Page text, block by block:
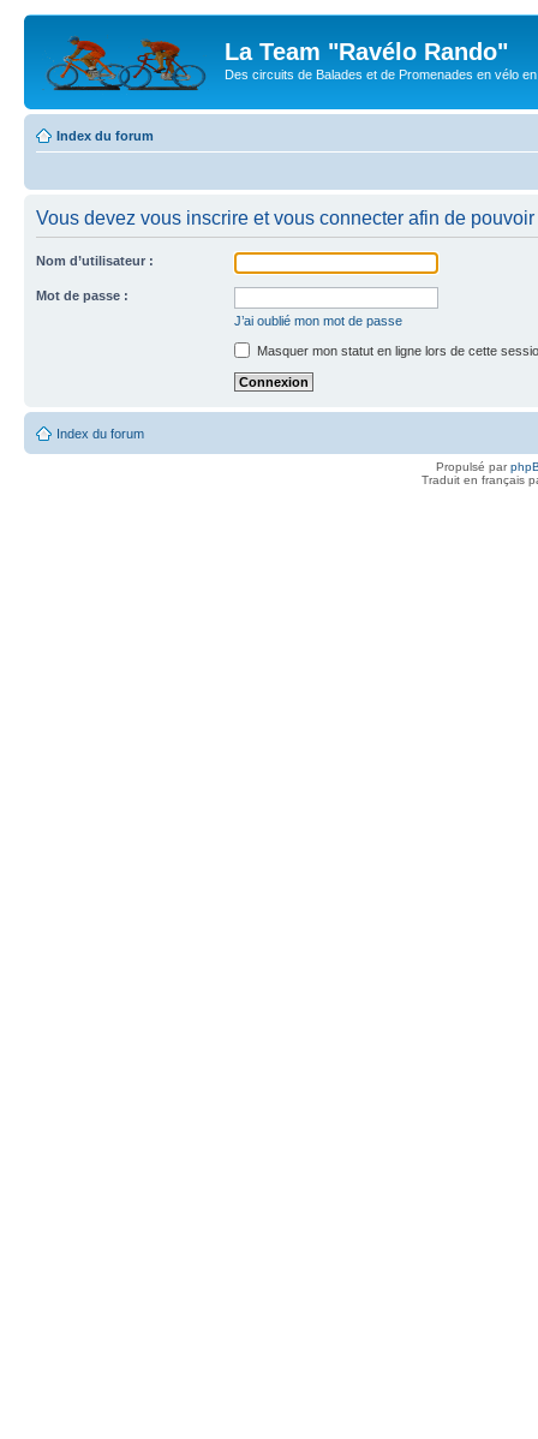
La Team "Ravélo Rando"
Des circuits de Balades et de Promenades en vélo
Index du forum
Vous devez vous inscrire et vous connecter afin de
Nom d’utilisateur :
Mot de passe :
J’ai oublié mon mot de passe
Masquer mon statut en ligne lors de cette
Index du forum
Propulsé par
Traduit en français